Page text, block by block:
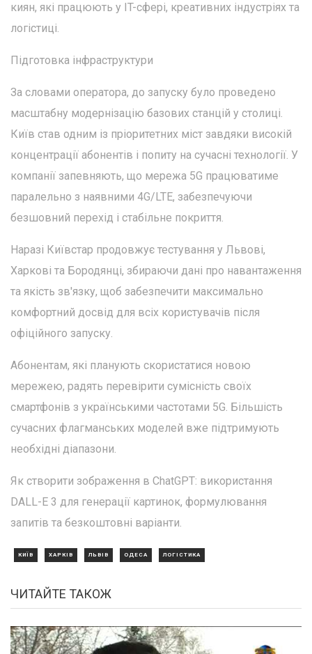
киян, які працюють у IT-сфері, креативних індустріях та
логістиці.
Підготовка інфраструктури
За словами оператора, до запуску було проведено
масштабну модернізацію базових станцій у столиці.
Київ став одним із пріоритетних міст завдяки високій
концентрації абонентів і попиту на сучасні технології. У
компанії запевняють, що мережа 5G працюватиме
паралельно з наявними 4G/LTE, забезпечуючи
безшовний перехід і стабільне покриття.
Наразі Київстар продовжує тестування у Львові,
Харкові та Бородянці, збираючи дані про навантаження
та якість зв'язку, щоб забезпечити максимально
комфортний досвід для всіх користувачів після
офіційного запуску.
Абонентам, які планують скористатися новою
мережею, радять перевірити сумісність своїх
смартфонів з українськими частотами 5G. Більшість
сучасних флагманських моделей вже підтримують
необхідні діапазони.
Як створити зображення в ChatGPT: використання
DALL-E 3 для генерації картинок, формулювання
запитів та безкоштовні варіанти.
КИЇВ ХАРКІВ ЛЬВІВ ОДЕСА ЛОГІСТИКА
ЧИТАЙТЕ ТАКОЖ